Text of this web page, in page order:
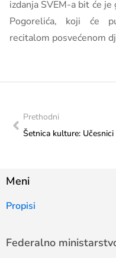
izdanja SVEM-a bit će
Pogorelića, koji će
recitalom posvećenom
Prethodni
Meni
Propisi
Federalno